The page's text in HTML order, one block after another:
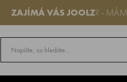
ZAJÍMÁ VÁS JOOLZ? -